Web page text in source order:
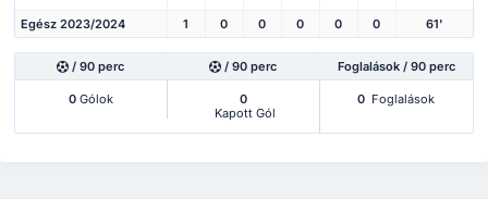
Egész 2023/2024 1 0 0 0 0 0 61'
/ 90 perc / 90 perc Foglalások / 90 perc
0Gólok
0
Kapott Gól
0 Foglalások